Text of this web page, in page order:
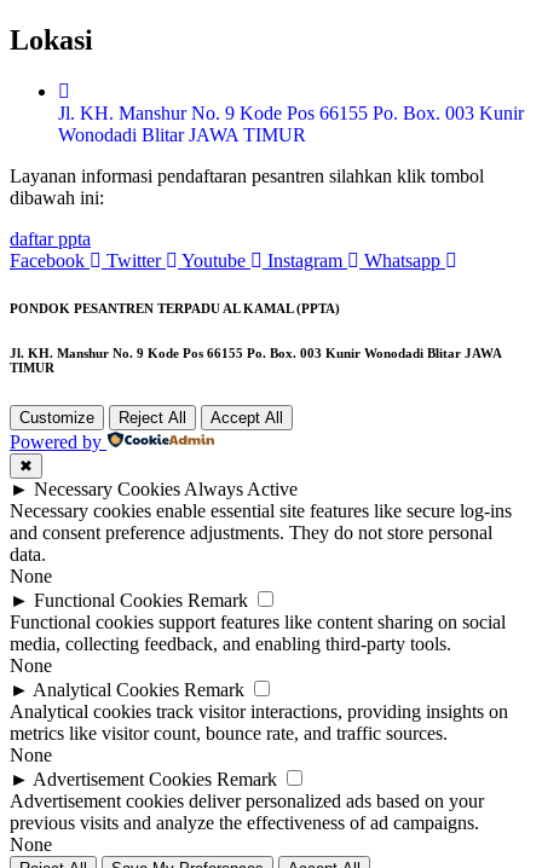
Lokasi
Jl. KH. Manshur No. 9 Kode Pos 66155 Po. Box. 003 Kunir
Wonodadi Blitar JAWA TIMUR
Layanan informasi pendaftaran pesantren silahkan klik tombol
dibawah ini:
daftar ppta
Facebook
Twitter Youtube Instagram Whatsapp
PONDOK PESANTREN TERPADU AL KAMAL (PPTA)
Jl. KH. Manshur No. 9 Kode Pos 66155 Po. Box. 003 Kunir Wonodadi Blitar JAWA
TIMUR
Customize Reject All Accept All
Powered by
✖
► Necessary CookiesAlways Active
Necessary cookies enable essential site features like secure log-ins
and consent preference adjustments. They do not store personal
data.
None
► Functional Cookies Remark
Functional cookies support features like content sharing on social
media, collecting feedback, and enabling third-party tools.
None
► Analytical Cookies Remark
Analytical cookies track visitor interactions, providing insights on
metrics like visitor count, bounce rate, and traffic sources.
None
► Advertisement Cookies Remark
Advertisement cookies deliver personalized ads based on your
previous visits and analyze the effectiveness of ad campaigns.
None